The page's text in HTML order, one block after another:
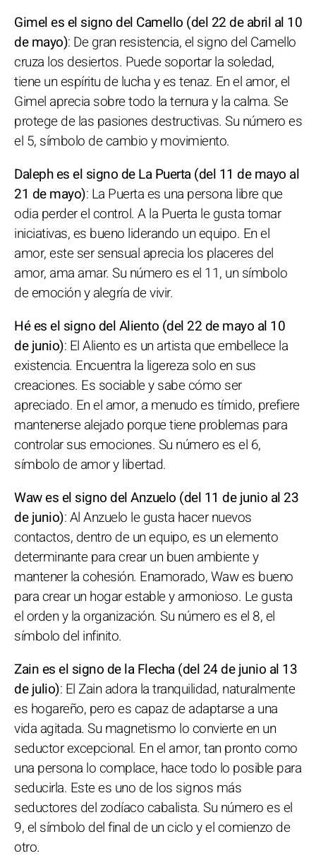
Gimel es el signo del Camello (del 22 de abril al 10
de mayo): De gran resistencia, el signo del Camello
cruza los desiertos. Puede soportar la soledad,
tiene un espíritu de lucha y es tenaz. En el amor, el
Gimel aprecia sobre todo la ternura y la calma. Se
protege de las pasiones destructivas. Su número es
el 5, símbolo de cambio y movimiento.
Daleph es el signo de La Puerta (del 11 de mayo al
21 de mayo): La Puerta es una persona libre que
odia perder el control. A la Puerta le gusta tomar
iniciativas, es bueno liderando un equipo. En el
amor, este ser sensual aprecia los placeres del
amor, ama amar. Su número es el 11, un símbolo
de emoción y alegría de vivir.
Hé es el signo del Aliento (del 22 de mayo al 10
de junio): El Aliento es un artista que embellece la
existencia. Encuentra la ligereza solo en sus
creaciones. Es sociable y sabe cómo ser
apreciado. En el amor, a menudo es tímido, prefiere
mantenerse alejado porque tiene problemas para
controlar sus emociones. Su número es el 6,
símbolo de amor y libertad.
Waw es el signo del Anzuelo (del 11 de junio al 23
de junio): Al Anzuelo le gusta hacer nuevos
contactos, dentro de un equipo, es un elemento
determinante para crear un buen ambiente y
mantener la cohesión. Enamorado, Waw es bueno
para crear un hogar estable y armonioso. Le gusta
el orden y la organización. Su número es el 8, el
símbolo del infinito.
Zain es el signo de la Flecha (del 24 de junio al 13
de julio): El Zain adora la tranquilidad, naturalmente
es hogareño, pero es capaz de adaptarse a una
vida agitada. Su magnetismo lo convierte en un
seductor excepcional. En el amor, tan pronto como
una persona lo complace, hace todo lo posible para
seducirla. Este es uno de los signos más
seductores del zodíaco cabalista. Su número es el
9, el símbolo del final de un ciclo y el comienzo de
otro.